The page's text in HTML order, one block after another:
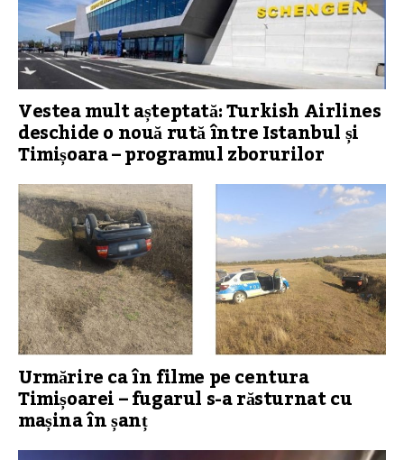
Vestea mult așteptată: Turkish Airlines
deschide o nouă rută între Istanbul și
Timișoara – programul zborurilor
Urmărire ca în filme pe centura
Timișoarei – fugarul s-a răsturnat cu
mașina în șanț